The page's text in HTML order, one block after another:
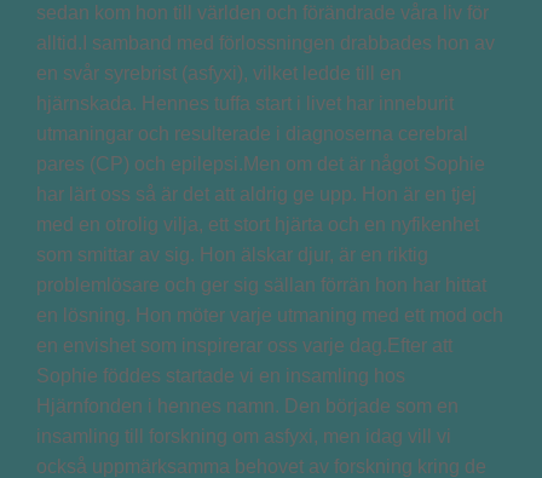
sedan kom hon till världen och förändrade våra liv för
alltid.I samband med förlossningen drabbades hon av
en svår syrebrist (asfyxi), vilket ledde till en
hjärnskada. Hennes tuffa start i livet har inneburit
utmaningar och resulterade i diagnoserna cerebral
pares (CP) och epilepsi.Men om det är något Sophie
har lärt oss så är det att aldrig ge upp. Hon är en tjej
med en otrolig vilja, ett stort hjärta och en nyfikenhet
som smittar av sig. Hon älskar djur, är en riktig
problemlösare och ger sig sällan förrän hon har hittat
en lösning. Hon möter varje utmaning med ett mod och
en envishet som inspirerar oss varje dag.Efter att
Sophie föddes startade vi en insamling hos
Hjärnfonden i hennes namn. Den började som en
insamling till forskning om asfyxi, men idag vill vi
också uppmärksamma behovet av forskning kring de